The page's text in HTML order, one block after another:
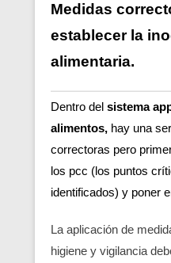
Medidas
establecer la
alimentaria.
Dentro del sistema
alimentos, hay una
correctoras pero
los pcc (los puntos
identificados) y poner
La aplicación de
higiene y vigilancia